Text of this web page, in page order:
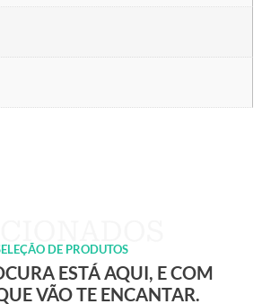
DE PRODUTOS
ESTÁ AQUI, E COM
VÃO TE ENCANTAR.